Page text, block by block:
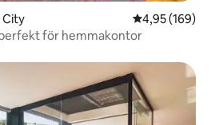
City 4,95 av 5 i
4,95 (169)
perfekt för hemmakontor